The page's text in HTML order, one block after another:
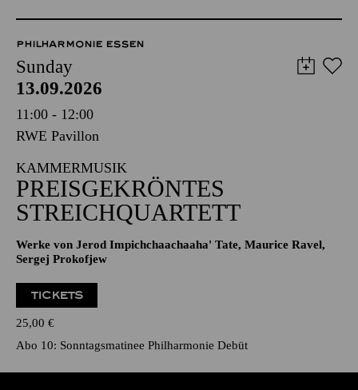
PHILHARMONIE ESSEN
Sunday
13.09.2026
11:00 - 12:00
RWE Pavillon
KAMMERMUSIK
PREISGEKRÖNTES
STREICHQUARTETT
Werke von Jerod Impichchaachaaha' Tate, Maurice Ravel,
Sergej Prokofjew
TICKETS
25,00 €
Abo 10: Sonntagsmatinee Philharmonie Debüt